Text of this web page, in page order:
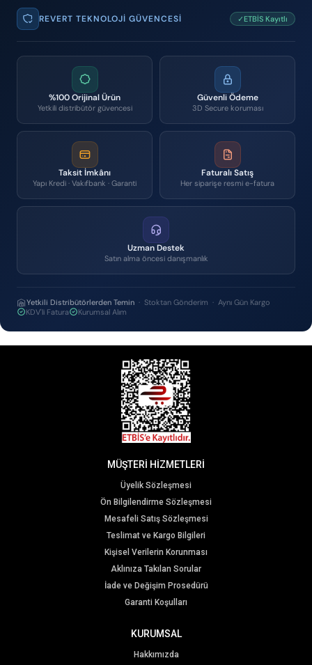
REVERT TEKNOLOJI GÜVENCESI ✓ETBİS Kayıtlı
%100 Orijinal Ürün
Yetkili distribütör güvencesi
Güvenli Ödeme
3D Secure koruması
Taksit İmkânı
Yapı Kredi · Vakıfbank · Garanti
Faturalı Satış
Her siparişe resmi e-fatura
Uzman Destek
Satın alma öncesi danışmanlık
Yetkili Distribütörlerden Temin · Stoktan Gönderim · Aynı Gün Kargo
KDV'li Fatura
Kurumsal Alım
MÜŞTERİ HİZMETLERİ
Üyelik Sözleşmesi
Ön Bilgilendirme Sözleşmesi
Mesafeli Satış Sözleşmesi
Teslimat ve Kargo Bilgileri
Kişisel Verilerin Korunması
Aklınıza Takılan Sorular
İade ve Değişim Prosedürü
Garanti Koşulları
KURUMSAL
Hakkımızda